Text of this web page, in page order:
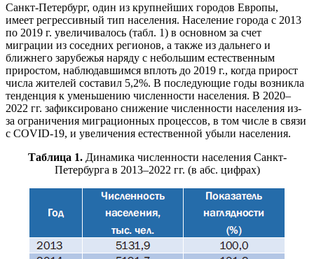
Санкт-Петербург, один из крупнейших городов Европы,
имеет регрессивный тип населения. Население города с 2013
по 2019 г. увеличивалось (табл. 1) в основном за счет
миграции из соседних регионов, а также из дальнего и
ближнего зарубежья наряду с небольшим естественным
приростом, наблюдавшимся вплоть до 2019 г., когда прирост
числа жителей составил 5,2%. В последующие годы возникла
тенденция к уменьшению численности населения. В 2020–
2022 гг. зафиксировано снижение численности населения из-
за ограничения миграционных процессов, в том числе в связи
с COVID-19, и увеличения естественной убыли населения.
Таблица 1. Динамика численности населения Санкт-
Петербурга в 2013–2022 гг. (в абс. цифрах)